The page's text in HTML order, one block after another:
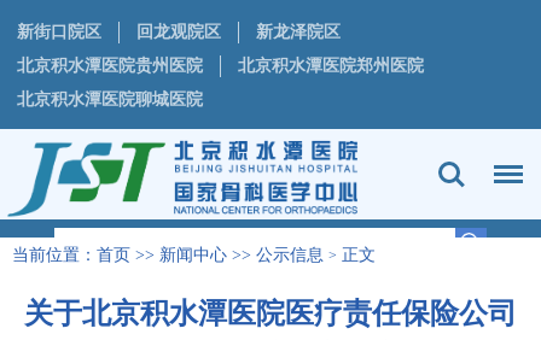
新街口院区 回龙观院区
新龙泽院区
北京积水潭医院贵州医院
北京积水潭医院郑州医院
北京积水潭医院聊城医院
当前位置： 首页 >> 新闻中心 >> 公示信息 > 正文
关于北京积水潭医院医疗责任保险公司